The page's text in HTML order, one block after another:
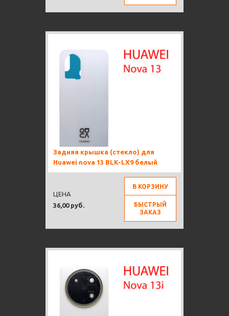
Задняя крышка (стекло) для
Huawei nova 13 BLK-LX9 белый
36,00 руб.
ЦЕНА
В КОРЗИНУ
БЫСТРЫЙ
ЗАКАЗ